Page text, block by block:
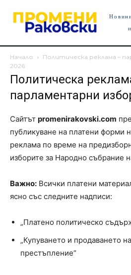
Начало
Политическа реклама –
2026
Политическа
парламентарни
Сайтът promenirakovski.com
публикуване на платени форми
реклама по време на
изборите за Народно събрание
Важно: Всички платени
ясно със следните надписи:
„Платено политическо
„Купуването и продаването
престъпление“